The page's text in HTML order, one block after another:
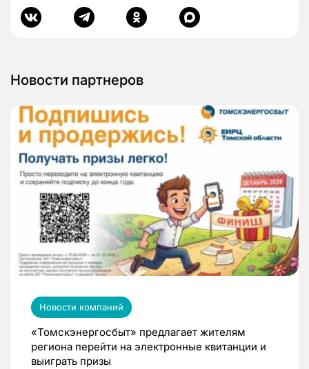
Новости партнеров
Новости компаний
«Томскэнергосбыт» предлагает жителям
региона перейти на электронные квитанции и
выиграть призы